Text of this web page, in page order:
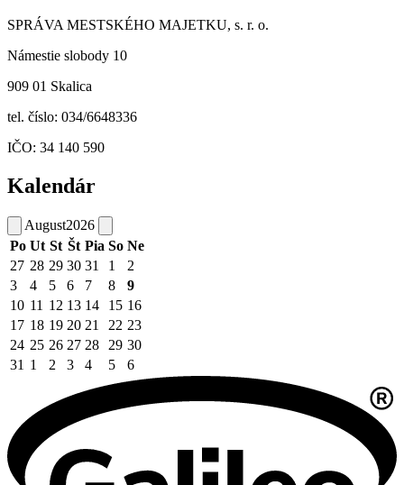
SPRÁVA MESTSKÉHO MAJETKU, s. r. o.
Námestie slobody 10
909 01 Skalica
tel. číslo: 034/6648336
IČO: 34 140 590
Kalendár
August2026
Po Ut St Št Pia So Ne
27 28 29 30 31 1
2
3
4 5 6 7 8
9
10 11 12 13 14 15 16
17 18 19 20 21 22 23
24 25 26 27 28 29 30
31 1 2 3 4 5 6